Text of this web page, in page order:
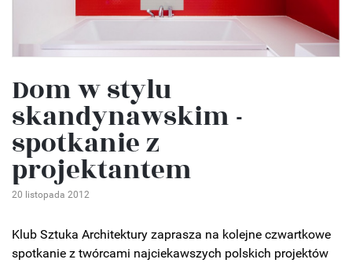
Dom w stylu
skandynawskim -
spotkanie z
projektantem
20 listopada 2012
Klub Sztuka Architektury zaprasza na kolejne czwartkowe
spotkanie z twórcami najciekawszych polskich projektów